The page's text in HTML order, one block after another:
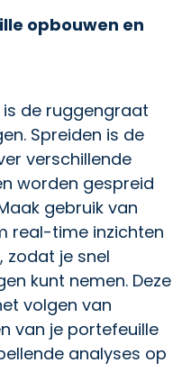
opbouwen en
is de ruggengraat
Spreiden is de
verschillende
worden gespreid
gebruik van
real-time inzichten
zodat je snel
kunt nemen. Deze
volgen van
van je portefeuille
analyses op